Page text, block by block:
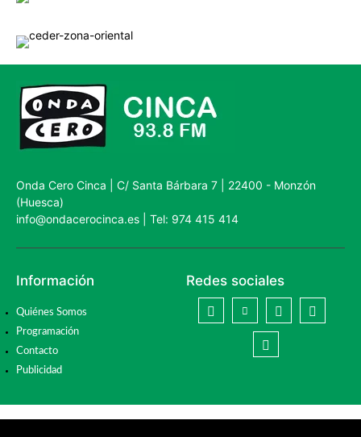
Onda Cero Cinca | C/ Santa Bárbara 7 | 22400 - Monzón
(Huesca)
info@ondacerocinca.es | Tel: 974 415 414
Información
Quiénes Somos
Programación
Contacto
Publicidad
Redes sociales